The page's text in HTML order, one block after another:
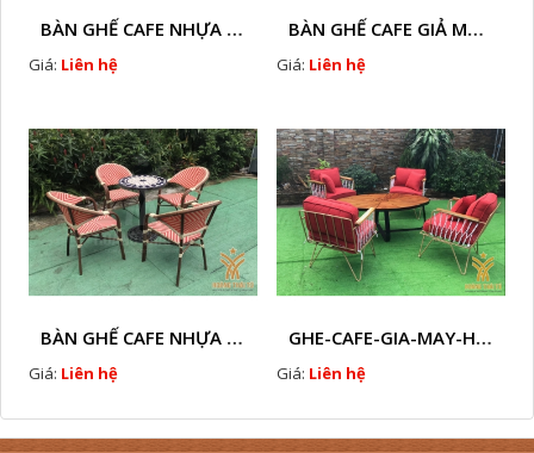
BÀN GHẾ CAFE NHỰA GIÃ MÂY HTT - L32
Giá: Liên hệ
BÀN GHẾ CAFE GIẢ MÂY HTT - L128
Giá: Liên hệ
BÀN GHẾ CAFE NHỰA GIẢ MÂY HTT - L112
Giá: Liên hệ
GHE-CAFE-GIA-MAY-HTT - L110
Giá: Liên hệ